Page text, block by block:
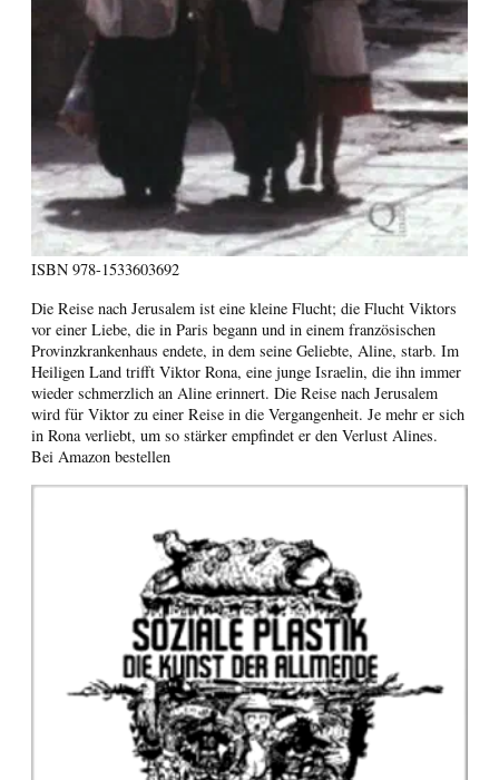
ISBN 978-1533603692
Die Reise nach Jerusalem ist eine kleine Flucht; die Flucht Viktors
vor einer Liebe, die in Paris begann und in einem französischen
Provinzkrankenhaus endete, in dem seine Geliebte, Aline, starb. Im
Heiligen Land trifft Viktor Rona, eine junge Israelin, die ihn immer
wieder schmerzlich an Aline erinnert. Die Reise nach Jerusalem
wird für Viktor zu einer Reise in die Vergangenheit. Je mehr er sich
in Rona verliebt, um so stärker empfindet er den Verlust Alines.
Bei Amazon bestellen